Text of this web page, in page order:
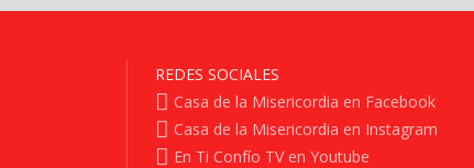
REDES SOCIALES
Casa de la Misericordia en Facebook
Casa de la Misericordia en Instagram
En Ti Confío TV en Youtube